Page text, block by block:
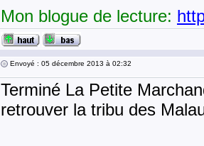
Mon blogue de lecture:
Envoyé : 05 décembre 2013 à 02:32
Terminé La Petite
retrouver la tribu des